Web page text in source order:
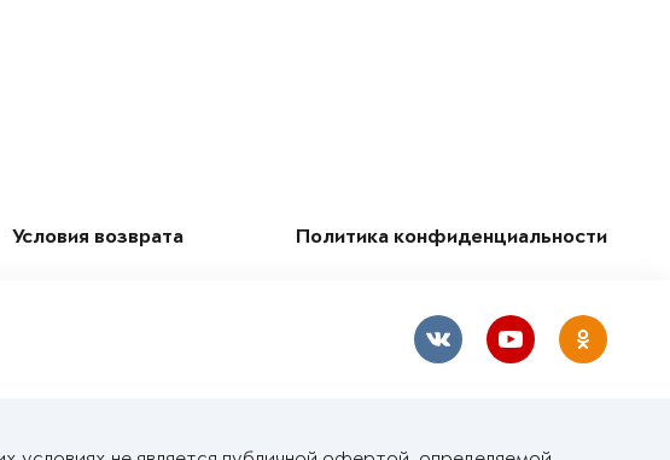
Условия возврата Политика конфиденциальности